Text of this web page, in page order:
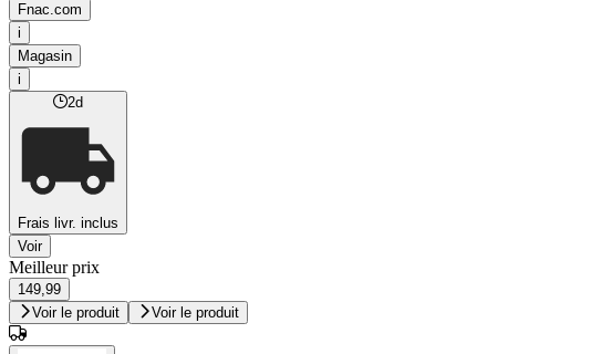
Fnac.com
i
Magasin
i
2d
Frais livr. inclus
Voir
Meilleur prix
149,99
Voir le produit
Voir le produit